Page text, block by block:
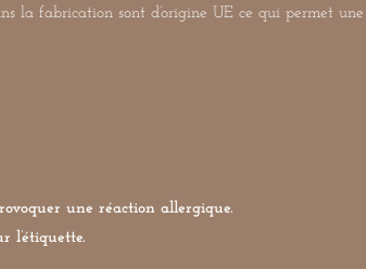
la fabrication sont d’origine UE ce qui permet
une réaction allergique.
l’étiquette.